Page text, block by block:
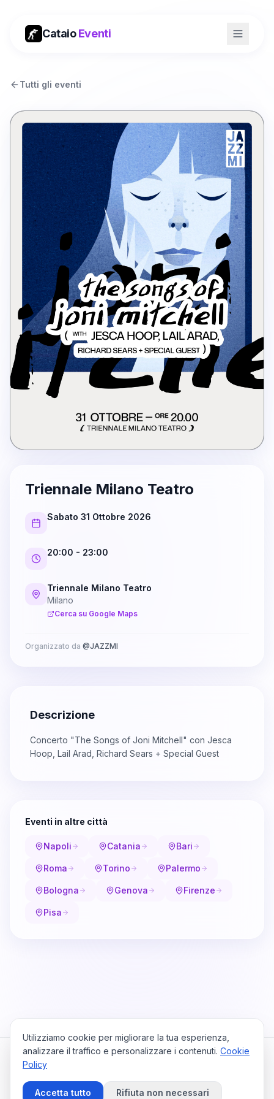
CataioEventi
Tutti gli eventi
Triennale Milano Teatro
Sabato 31 Ottobre 2026
20:00 - 23:00
Triennale Milano Teatro
Milano
Cerca su Google Maps
Organizzato da @JAZZMI
Descrizione
Concerto "The Songs of Joni Mitchell" con Jesca
Hoop, Lail Arad, Richard Sears + Special Guest
Eventi in altre città
Napoli Catania Bari
Roma Torino Palermo
Bologna Genova Firenze
Pisa
HomeViaggiPrivacy PolicyCookie PolicyContattaci
Utilizziamo cookie per migliorare la tua esperienza,
analizzare il traffico e personalizzare i contenuti. Cookie
Policy
Accetta tutto Rifiuta non necessari